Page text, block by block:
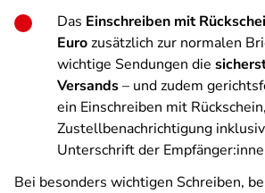
Das Einschreiben mit
Eurozusätzlich zur normalen
wichtige Sendungen die
Versands– und zudem
ein Einschreiben mit
Zustellbenachrichtigung
Unterschrift der
Bei besonders wichtigen Schreiben,